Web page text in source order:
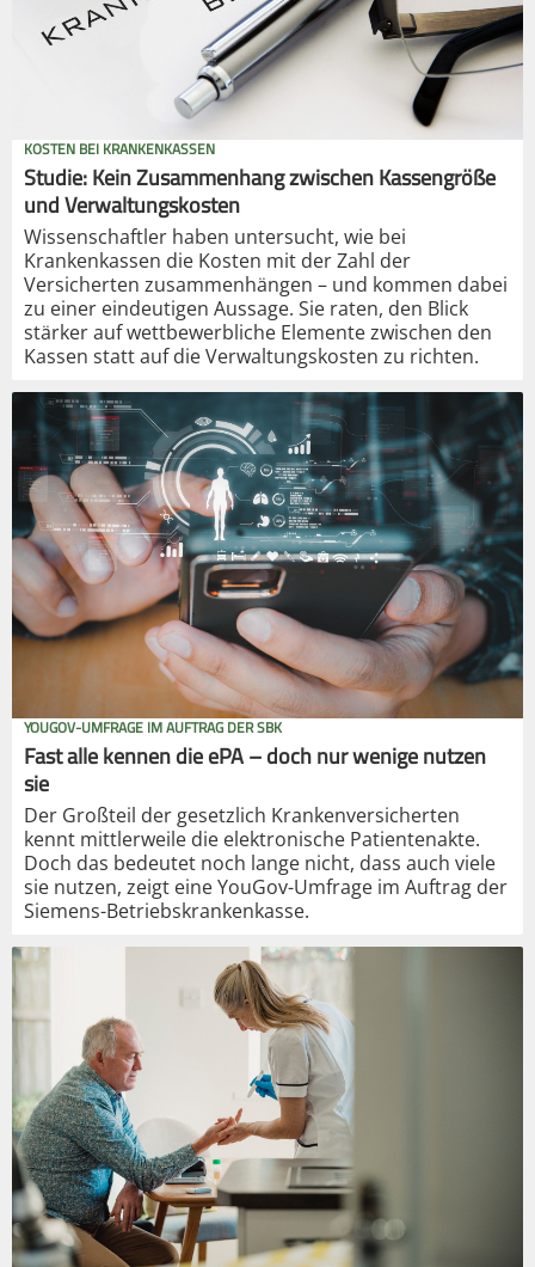
KOSTEN BEI KRANKENKASSEN
Studie: Kein Zusammenhang zwischen Kassengröße
und Verwaltungskosten
Wissenschaftler haben untersucht, wie bei
Krankenkassen die Kosten mit der Zahl der
Versicherten zusammenhängen – und kommen dabei
zu einer eindeutigen Aussage. Sie raten, den Blick
stärker auf wettbewerbliche Elemente zwischen den
Kassen statt auf die Verwaltungskosten zu richten.
YOUGOV-UMFRAGE IM AUFTRAG DER SBK
Fast alle kennen die ePA – doch nur wenige nutzen
sie
Der Großteil der gesetzlich Krankenversicherten
kennt mittlerweile die elektronische Patientenakte.
Doch das bedeutet noch lange nicht, dass auch viele
sie nutzen, zeigt eine YouGov-Umfrage im Auftrag der
Siemens-Betriebskrankenkasse.